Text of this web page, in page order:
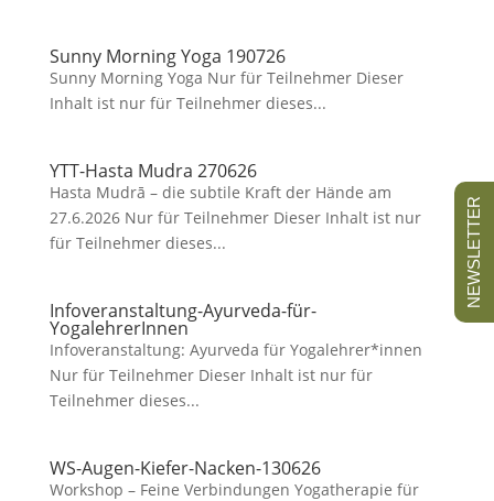
Sunny Morning Yoga 190726
Sunny Morning Yoga Nur für Teilnehmer Dieser
Inhalt ist nur für Teilnehmer dieses...
YTT-Hasta Mudra 270626
Hasta Mudrā – die subtile Kraft der Hände am
27.6.2026 Nur für Teilnehmer Dieser Inhalt ist nur
für Teilnehmer dieses...
Infoveranstaltung-Ayurveda-für-
YogalehrerInnen
Infoveranstaltung: Ayurveda für Yogalehrer*innen
Nur für Teilnehmer Dieser Inhalt ist nur für
Teilnehmer dieses...
WS-Augen-Kiefer-Nacken-130626
Workshop – Feine Verbindungen Yogatherapie für
NEWSLETTER